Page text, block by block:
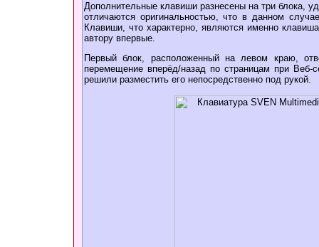
Дополнительные клавиши разнесены на три блока,
отличаются оригинальностью, что в данном
Клавиши, что характерно, являются именно
автору впервые.
Первый блок, расположенный на левом краю,
перемещение вперёд/назад по страницам при Веб-
решили разместить его непосредственно под рукой.